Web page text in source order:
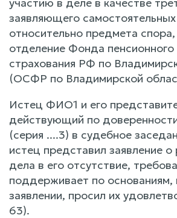
заявляющего
относительно предмета
отделение Фонда пенсионного
страхования РФ по
(ОСФР по Владимирской
Истец ФИО1 и его
действующий по
(серия ....3) в судебное
истец представил заявление
дела в его отсутствие,
поддерживает по
заявлении, просил их
63).